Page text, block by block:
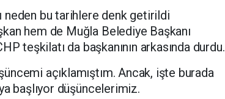
neden bu tarihlere denk getirildi
hem de Muğla Belediye Başkanı
teşkilatı da başkanının arkasında durdu.
açıklamıştım. Ancak, işte burada
başlıyor düşüncelerimiz.